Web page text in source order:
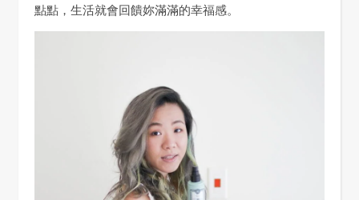
點點，生活就會回饋妳滿滿的幸福感。